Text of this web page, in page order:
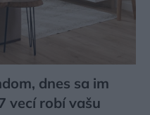
dnes sa im
vecí robí vašu